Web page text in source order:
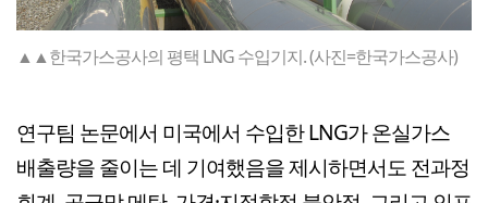
▲▲한국가스공사의 평택 LNG 수입기지. (사진=한국가스공사)
연구팀 논문에서 미국에서 수입한 LNG가 온실가스
배출량을 줄이는 데 기여했음을 제시하면서도 전과정